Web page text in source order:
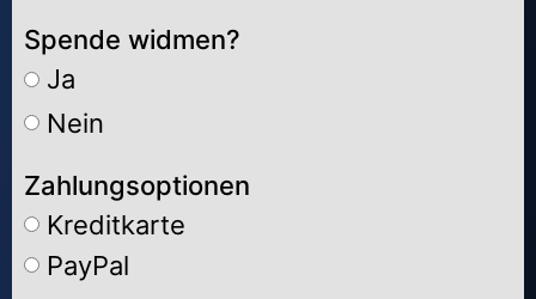
Spende widmen?
Ja
Nein
Zahlungsoptionen
Kreditkarte
PayPal